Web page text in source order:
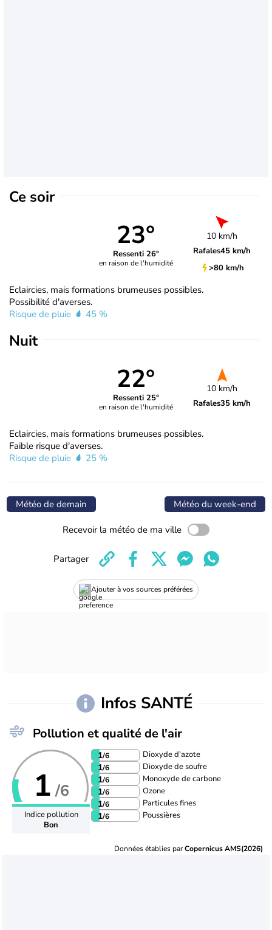
Ce soir
23°
Ressenti 26°
en raison de l'humidité
10 km/h
Rafales45 km/h
>80 km/h
Eclaircies, mais formations brumeuses possibles.
Possibilité d'averses.
Risque de pluie
45 %
Nuit
22°
Ressenti 25°
en raison de l'humidité
10 km/h
Rafales35 km/h
Eclaircies, mais formations brumeuses possibles.
Faible risque d'averses.
Risque de pluie
25 %
Météo de demain Météo du week-end
Recevoir la météo de ma ville
Ajouter à vos sources préférées
Partager
Infos SANTÉ
Pollution et qualité de l'air
1 /6
Indice pollution
Bon
1/6 Dioxyde d'azote
1/6 Dioxyde de soufre
1/6 Monoxyde de carbone
1/6 Ozone
1/6 Particules fines
1/6 Poussières
Données établies parCopernicus AMS(2026)